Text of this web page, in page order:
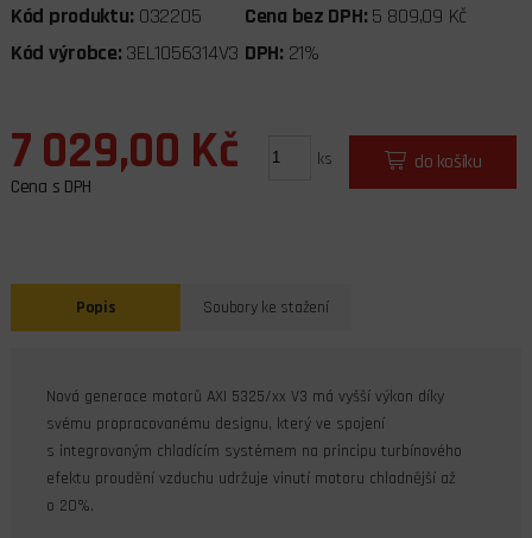
Kód produktu: 032205 Cena bez DPH: 5 809,09 Kč
Kód výrobce: 3EL1056314V3 DPH: 21%
7 029,00 Kč
Cena s DPH
ks do košíku
Popis Soubory ke stažení
Nová generace motorů AXI 5325/xx V3 má vyšší výkon díky
svému propracovanému designu, který ve spojení
s integrovaným chladícím systémem na principu turbínového
efektu proudění vzduchu udržuje vinutí motoru chladnější až
o 20%.